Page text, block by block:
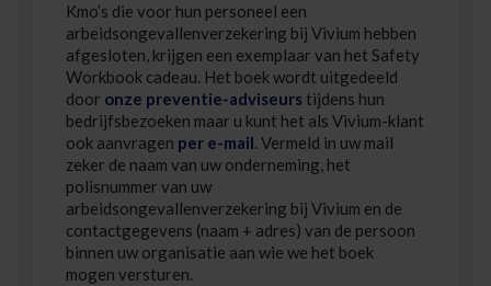
Kmo’s die voor hun personeel een
arbeidsongevallenverzekering bij Vivium hebben
afgesloten, krijgen een exemplaar van het Safety
Workbook cadeau. Het boek wordt uitgedeeld
door onze preventie-adviseurs tijdens hun
bedrijfsbezoeken maar u kunt het als Vivium-klant
ook aanvragen per e-mail. Vermeld in uw mail
zeker de naam van uw onderneming, het
polisnummer van uw
arbeidsongevallenverzekering bij Vivium en de
contactgegevens (naam + adres) van de persoon
binnen uw organisatie aan wie we het boek
mogen versturen.